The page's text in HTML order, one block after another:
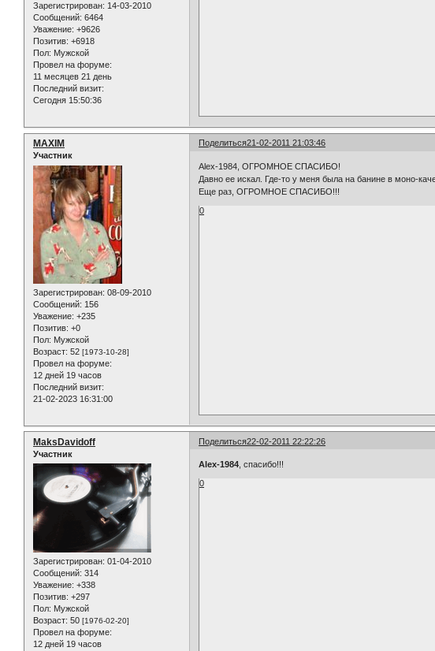
Зарегистрирован: 14-03-2010
Сообщений: 6464
Уважение: +9626
Позитив: +6918
Пол: Мужской
Провел на форуме:
11 месяцев 21 день
Последний визит:
Сегодня 15:50:36
Поделиться21-02-2011 21:03:46
MAXIM
Участник
Зарегистрирован: 08-09-2010
Сообщений: 156
Уважение: +235
Позитив: +0
Пол: Мужской
Возраст: 52 [1973-10-28]
Провел на форуме:
12 дней 19 часов
Последний визит:
21-02-2023 16:31:00
Alex-1984, ОГРОМНОЕ СПАСИБО!
Давно ее искал. Где-то у меня была на банине в моно-
Еще раз, ОГРОМНОЕ СПАСИБО!!!
0
Поделиться22-02-2011 22:22:26
MaksDavidoff
Участник
Зарегистрирован: 01-04-2010
Сообщений: 314
Уважение: +338
Позитив: +297
Пол: Мужской
Возраст: 50 [1976-02-20]
Провел на форуме:
12 дней 19 часов
Alex-1984 , спасибо!!!
0